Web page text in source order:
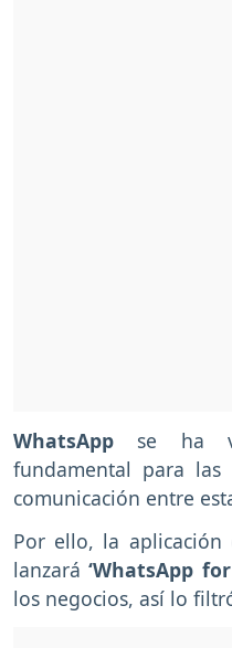
WhatsApp se ha
fundamental para las
comunicación entre
Por ello, la aplicación
lanzará‘WhatsApp
los negocios, así lo